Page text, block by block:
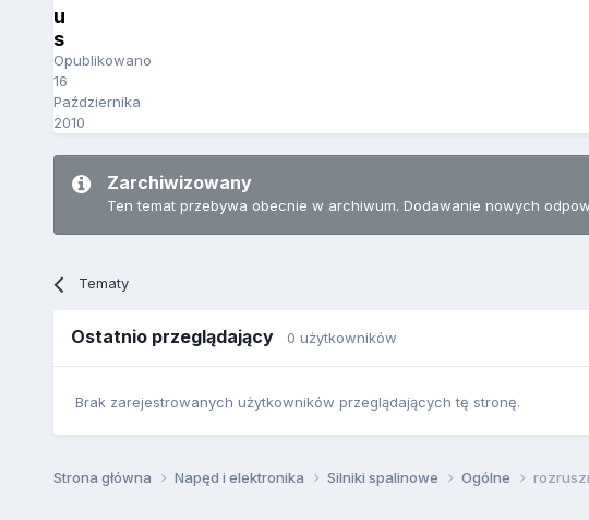
u
s
Opublikowano
16
Października
2010
Zarchiwizowany
Ten temat przebywa obecnie w archiwum. Dodawanie nowych
Tematy
Ostatnio przeglądający 0 użytkowników
Brak zarejestrowanych użytkowników przeglądających tę stronę.
Strona główna Napęd i elektronika Silniki spalinowe Ogólne